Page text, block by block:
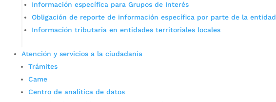
Información específica para Grupos de Interés
Obligación de reporte de información específica por parte de la entidad
Información tributaria en entidades territoriales locales
Atención y servicios a la ciudadanía
Trámites
Came
Centro de analítica de datos